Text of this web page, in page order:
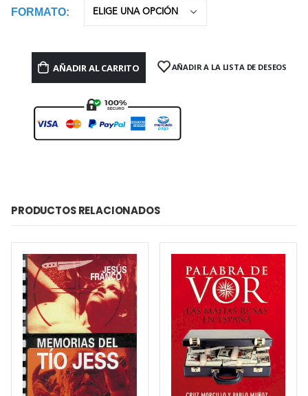
FORMATO
AÑADIR AL CARRITO AÑADIR A LA LISTA DE DESEOS
PRODUCTOS RELACIONADOS